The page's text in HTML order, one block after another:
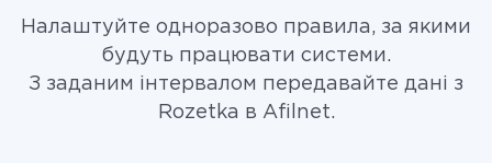
Налаштуйте одноразово правила, за якими
будуть працювати системи.
З заданим інтервалом передавайте дані з
Rozetka в Afilnet.